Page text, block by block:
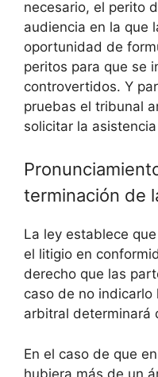
necesario, el perito
audiencia en la que
oportunidad de
peritos para que se
controvertidos. Y
pruebas el tribunal
solicitar la
terminación de
La ley establece
el litigio en
derecho que las
caso de no
arbitral determinará
En el caso de que
hubiera más de un